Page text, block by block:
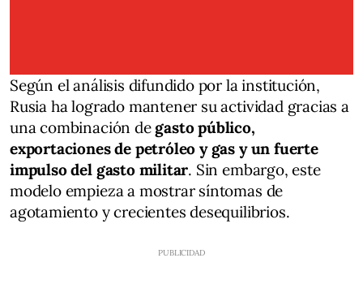
Según el análisis difundido por la institución,
Rusia ha logrado mantener su actividad gracias a
una combinación de gasto público,
exportaciones de petróleo y gas y un fuerte
impulso del gasto militar. Sin embargo, este
modelo empieza a mostrar síntomas de
agotamiento y crecientes desequilibrios.